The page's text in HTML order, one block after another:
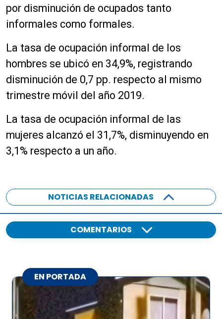
por disminución de ocupados tanto
informales como formales.
La tasa de ocupación informal de los
hombres se ubicó en 34,9%, registrando
disminución de 0,7 pp. respecto al mismo
trimestre móvil del año 2019.
La tasa de ocupación informal de las
mujeres alcanzó el 31,7%, disminuyendo en
3,1% respecto a un año.
NOTICIAS RELACIONADAS
COMENTARIOS
EN PORTADA